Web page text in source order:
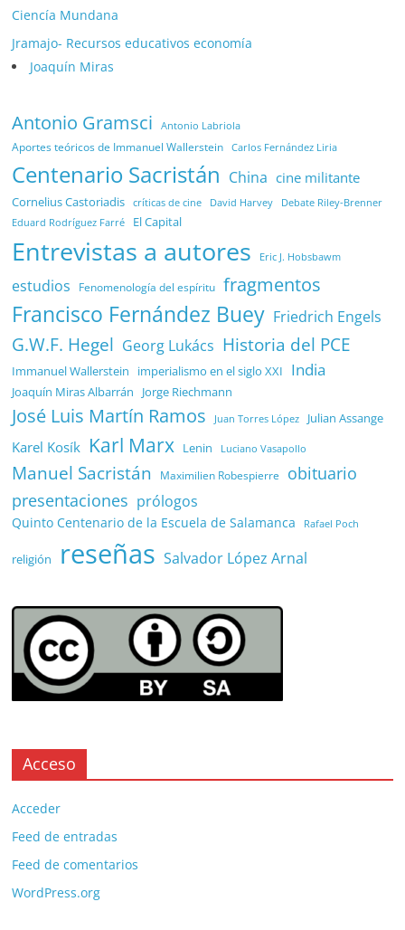
Ciencía Mundana
Jramajo- Recursos educativos economía
Joaquín Miras
Antonio Gramsci Antonio Labriola
Aportes teóricos de Immanuel Wallerstein Carlos Fernández Liria
Centenario Sacristán China cine militante
Cornelius Castoriadis críticas de cine David Harvey Debate Riley-Brenner
Eduard Rodríguez Farré El Capital
Entrevistas a autores Eric J. Hobsbawm
estudios Fenomenología del espíritu fragmentos
Francisco Fernández Buey Friedrich Engels
G.W.F. Hegel Georg Lukács Historia del PCE
Immanuel Wallerstein imperialismo en el siglo XXI India
Joaquín Miras Albarrán Jorge Riechmann
José Luis Martín Ramos Juan Torres López Julian Assange
Karel Kosík Karl Marx Lenin Luciano Vasapollo
Manuel Sacristán Maximilien Robespierre
obituario
presentaciones prólogos
Quinto Centenario de la Escuela de Salamanca Rafael Poch
religión reseñas Salvador López Arnal
Acceso
Acceder
Feed de entradas
Feed de comentarios
WordPress.org